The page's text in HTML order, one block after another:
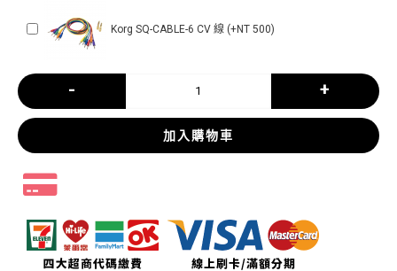
Korg SQ-CABLE-6 CV 線 (+NT 500)
- +
加入購物車